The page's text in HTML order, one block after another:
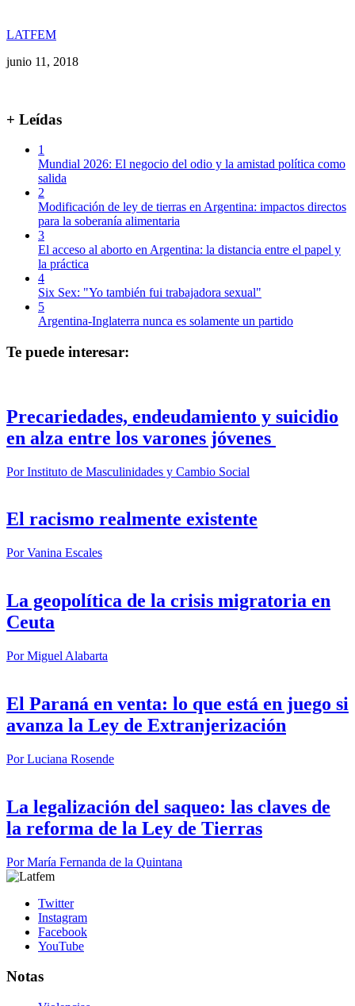
LATFEM
junio 11, 2018
+ Leídas
1
Mundial 2026: El negocio del odio y la amistad política como
salida
2
Modificación de ley de tierras en Argentina: impactos directos
para la soberanía alimentaria
3
El acceso al aborto en Argentina: la distancia entre el papel y
la práctica
4
Six Sex: "Yo también fui trabajadora sexual"
5
Argentina-Inglaterra nunca es solamente un partido
Te puede interesar:
Precariedades, endeudamiento y suicidio
en alza entre los varones jóvenes
PorInstituto de Masculinidades y Cambio Social
El racismo realmente existente
PorVanina Escales
La geopolítica de la crisis migratoria en
Ceuta
PorMiguel Alabarta
El Paraná en venta: lo que está en juego si
avanza la Ley de Extranjerización
PorLuciana Rosende
La legalización del saqueo: las claves de
la reforma de la Ley de Tierras
PorMaría Fernanda de la Quintana
Twitter
Instagram
Facebook
YouTube
Notas